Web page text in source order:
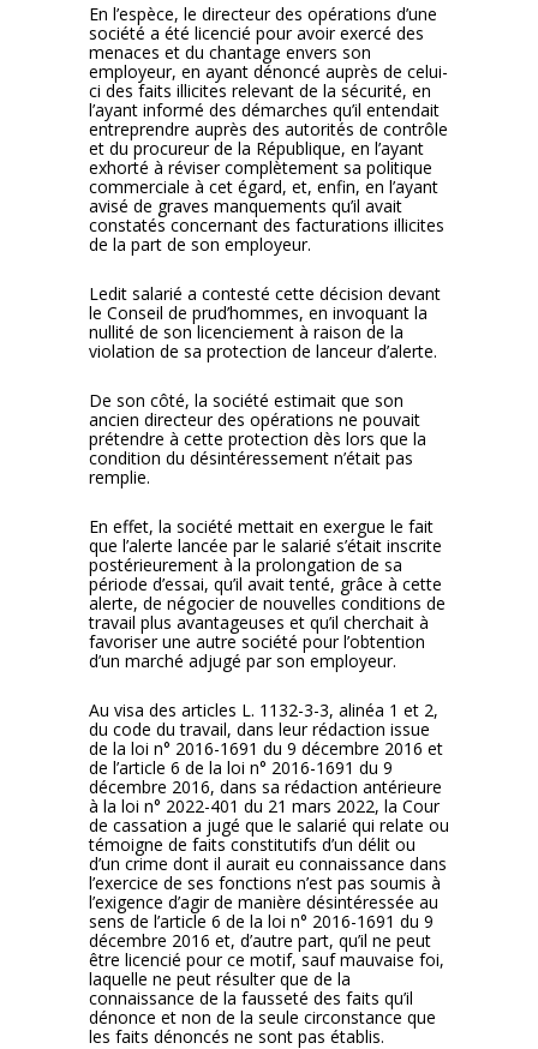
En l’espèce, le directeur des opérations d’une
société a été licencié pour avoir exercé des
menaces et du chantage envers son
employeur, en ayant dénoncé auprès de celui-
ci des faits illicites relevant de la sécurité, en
l’ayant informé des démarches qu’il entendait
entreprendre auprès des autorités de contrôle
et du procureur de la République, en l’ayant
exhorté à réviser complètement sa politique
commerciale à cet égard, et, enfin, en l’ayant
avisé de graves manquements qu’il avait
constatés concernant des facturations illicites
de la part de son employeur.
Ledit salarié a contesté cette décision devant
le Conseil de prud’hommes, en invoquant la
nullité de son licenciement à raison de la
violation de sa protection de lanceur d’alerte.
De son côté, la société estimait que son
ancien directeur des opérations ne pouvait
prétendre à cette protection dès lors que la
condition du désintéressement n’était pas
remplie.
En effet, la société mettait en exergue le fait
que l’alerte lancée par le salarié s’était inscrite
postérieurement à la prolongation de sa
période d’essai, qu’il avait tenté, grâce à cette
alerte, de négocier de nouvelles conditions de
travail plus avantageuses et qu’il cherchait à
favoriser une autre société pour l’obtention
d’un marché adjugé par son employeur.
Au visa des articles L. 1132-3-3, alinéa 1 et 2,
du code du travail, dans leur rédaction issue
de la loi n° 2016-1691 du 9 décembre 2016 et
de l’article 6 de la loi n° 2016-1691 du 9
décembre 2016, dans sa rédaction antérieure
à la loi n° 2022-401 du 21 mars 2022, la Cour
de cassation a jugé que le salarié qui relate ou
témoigne de faits constitutifs d’un délit ou
d’un crime dont il aurait eu connaissance dans
l’exercice de ses fonctions n’est pas soumis à
l’exigence d’agir de manière désintéressée au
sens de l’article 6 de la loi n° 2016-1691 du 9
décembre 2016 et, d’autre part, qu’il ne peut
être licencié pour ce motif, sauf mauvaise foi,
laquelle ne peut résulter que de la
connaissance de la fausseté des faits qu’il
dénonce et non de la seule circonstance que
les faits dénoncés ne sont pas établis.